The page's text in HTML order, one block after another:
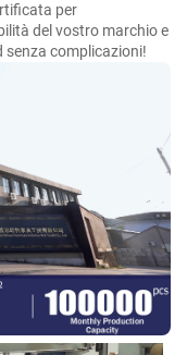
per
del vostro marchio e
senza complicazioni!